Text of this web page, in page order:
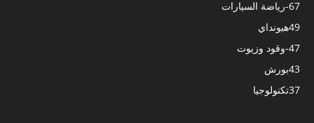
-رياضة السيارات67
هيونداي49
-وقود وزيوت47
بورش43
تكنولوجيا37